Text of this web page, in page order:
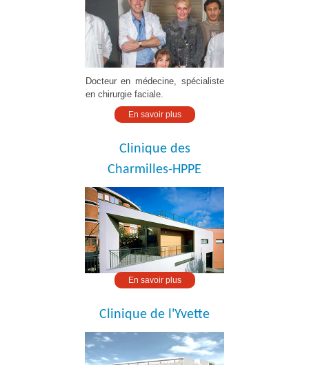
Docteur en médecine, spécialiste
en chirurgie faciale.
En savoir plus
Clinique des
Charmilles-HPPE
En savoir plus
Clinique de l'Yvette